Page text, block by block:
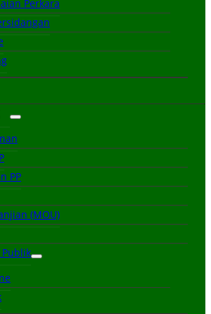
Perkara
PP
(MOU)
Publik